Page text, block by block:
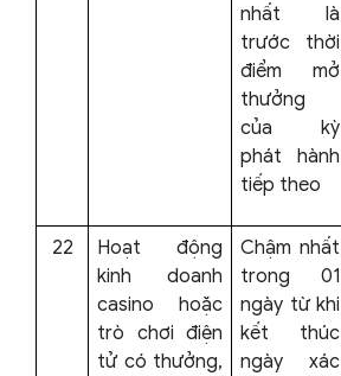
nhất là
trước thời
điểm mở
thưởng
của kỳ
phát hành
tiếp theo
22
Hoạt động
kinh doanh
casino hoặc
trò chơi điện
tử có thưởng,
Chậm nhất
trong 01
ngày từ khi
kết thúc
ngày xác